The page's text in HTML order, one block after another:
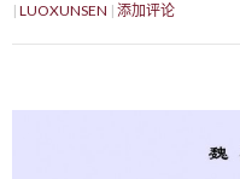
LUOXUNSEN 添加评论